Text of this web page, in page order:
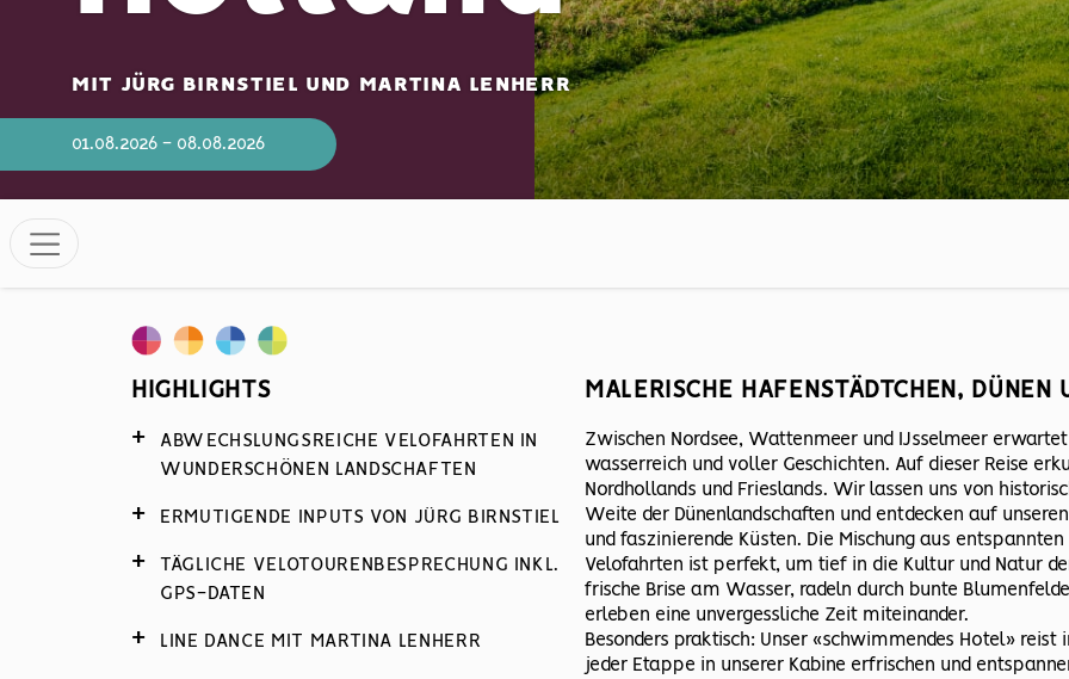
MIT JÜRG BIRNSTIEL UND MARTINA LENHERR
01.08.2026 - 08.08.2026
HIGHLIGHTS
ABWECHSLUNGSREICHE VELOFAHRTEN IN
WUNDERSCHÖNEN LANDSCHAFTEN
ERMUTIGENDE INPUTS VON JÜRG BIRNSTIEL
TÄGLICHE VELOTOURENBESPRECHUNG INKL.
GPS-DATEN
LINE DANCE MIT MARTINA LENHERR
MALERISCHE HAFENSTÄDTCHEN, DÜNEN
Zwischen Nordsee, Wattenmeer und IJsselmeer
wasserreich und voller Geschichten. Auf dieser Reise
Nordhollands und Frieslands. Wir lassen uns von
Weite der Dünenlandschaften und entdecken auf
und faszinierende Küsten. Die Mischung aus
Velofahrten ist perfekt, um tief in die Kultur und Natur
frische Brise am Wasser, radeln durch bunte
erleben eine unvergessliche Zeit miteinander.
Besonders praktisch: Unser «schwimmendes Hotel»
jeder Etappe in unserer Kabine erfrischen und